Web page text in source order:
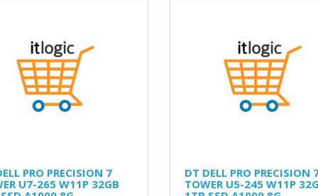
PRO PRECISION 7
U7-265 W11P 32GB
DT DELL PRO PRECISION
TOWER U5-245 W11P